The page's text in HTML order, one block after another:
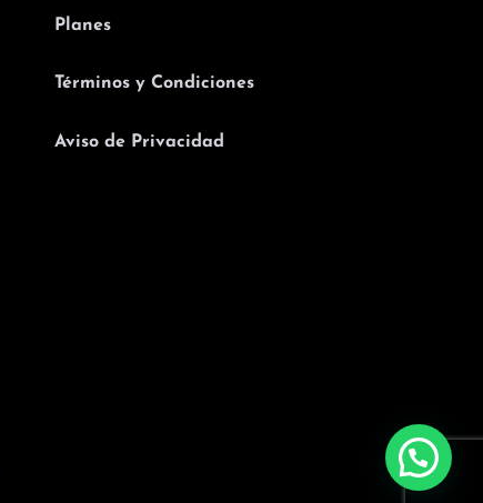
Planes
Términos y Condiciones
Aviso de Privacidad